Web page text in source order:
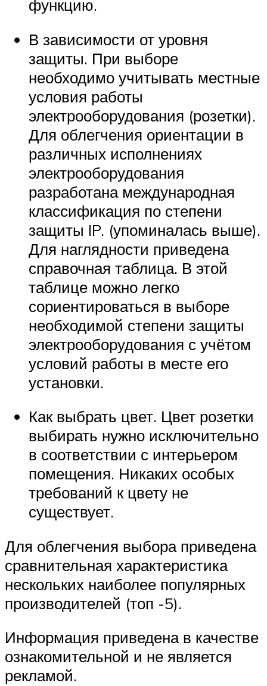
функцию.
В зависимости от уровня
защиты. При выборе
необходимо учитывать местные
условия работы
электрооборудования (розетки).
Для облегчения ориентации в
различных исполнениях
электрооборудования
разработана международная
классификация по степени
защиты IP. (упоминалась выше).
Для наглядности приведена
справочная таблица. В этой
таблице можно легко
сориентироваться в выборе
необходимой степени защиты
электрооборудования с учётом
условий работы в месте его
установки.
Как выбрать цвет. Цвет розетки
выбирать нужно исключительно
в соответствии с интерьером
помещения. Никаких особых
требований к цвету не
существует.
Для облегчения выбора приведена
сравнительная характеристика
нескольких наиболее популярных
производителей (топ -5).
Информация приведена в качестве
ознакомительной и не является
рекламой.